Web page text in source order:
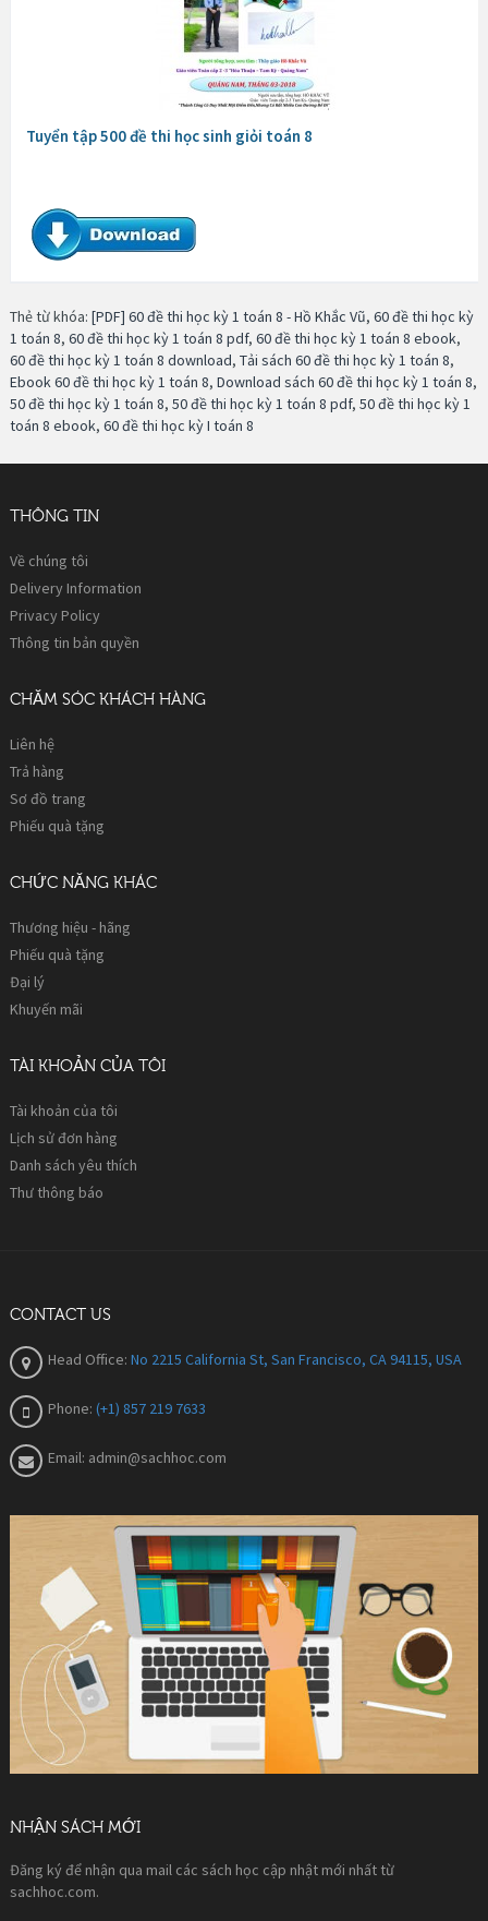
Tuyển tập 500 đề thi học sinh giỏi toán 8
Thẻ từ khóa: [PDF] 60 đề thi học kỳ 1 toán 8 - Hồ Khắc Vũ, 60 đề thi học kỳ
1 toán 8, 60 đề thi học kỳ 1 toán 8 pdf, 60 đề thi học kỳ 1 toán 8 ebook,
60 đề thi học kỳ 1 toán 8 download, Tải sách 60 đề thi học kỳ 1 toán 8,
Ebook 60 đề thi học kỳ 1 toán 8, Download sách 60 đề thi học kỳ 1 toán 8,
50 đề thi học kỳ 1 toán 8, 50 đề thi học kỳ 1 toán 8 pdf, 50 đề thi học kỳ 1
toán 8 ebook, 60 đề thi học kỳ I toán 8
THÔNG TIN
Về chúng tôi
Delivery Information
Privacy Policy
Thông tin bản quyền
CHĂM SÓC KHÁCH HÀNG
Liên hệ
Trả hàng
Sơ đồ trang
Phiếu quà tặng
CHỨC NĂNG KHÁC
Thương hiệu - hãng
Phiếu quà tặng
Đại lý
Khuyến mãi
TÀI KHOẢN CỦA TÔI
Tài khoản của tôi
Lịch sử đơn hàng
Danh sách yêu thích
Thư thông báo
CONTACT US
Head Office: No 2215 California St, San Francisco, CA 94115, USA
Phone: (+1) 857 219 7633
Email: admin@sachhoc.com
NHẬN SÁCH MỚI
Đăng ký để nhận qua mail các sách học cập nhật mới nhất từ
sachhoc.com.